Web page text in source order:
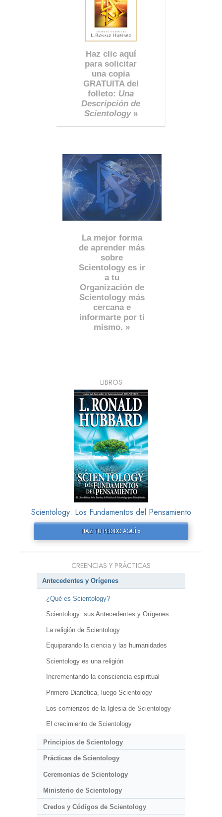
Haz clic aquí
para solicitar
una copia
GRATUITA del
folleto: Una
Descripción de
Scientology»
La mejor forma
de aprender más
sobre
Scientology es ir
a tu
Organización de
Scientology más
cercana e
informarte por ti
mismo. »
LIBROS
Scientology: Los Fundamentos del Pensamiento
HAZ TU PEDIDO AQUÍ »
CREENCIAS Y PRÁCTICAS
Antecedentes y Orígenes
¿Qué es Scientology?
Scientology: sus Antecedentes y Orígenes
La religión de Scientology
Equiparando la ciencia y las humanidades
Scientology es una religión
Incrementando la consciencia espiritual
Primero Dianética, luego Scientology
Los comienzos de la Iglesia de Scientology
El crecimiento de Scientology
Principios de Scientology
Prácticas de Scientology
Ceremonias de Scientology
Ministerio de Scientology
Credos y Códigos de Scientology